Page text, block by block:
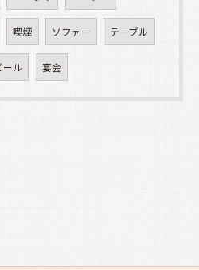
喫煙 ソファー テーブル
ール 宴会